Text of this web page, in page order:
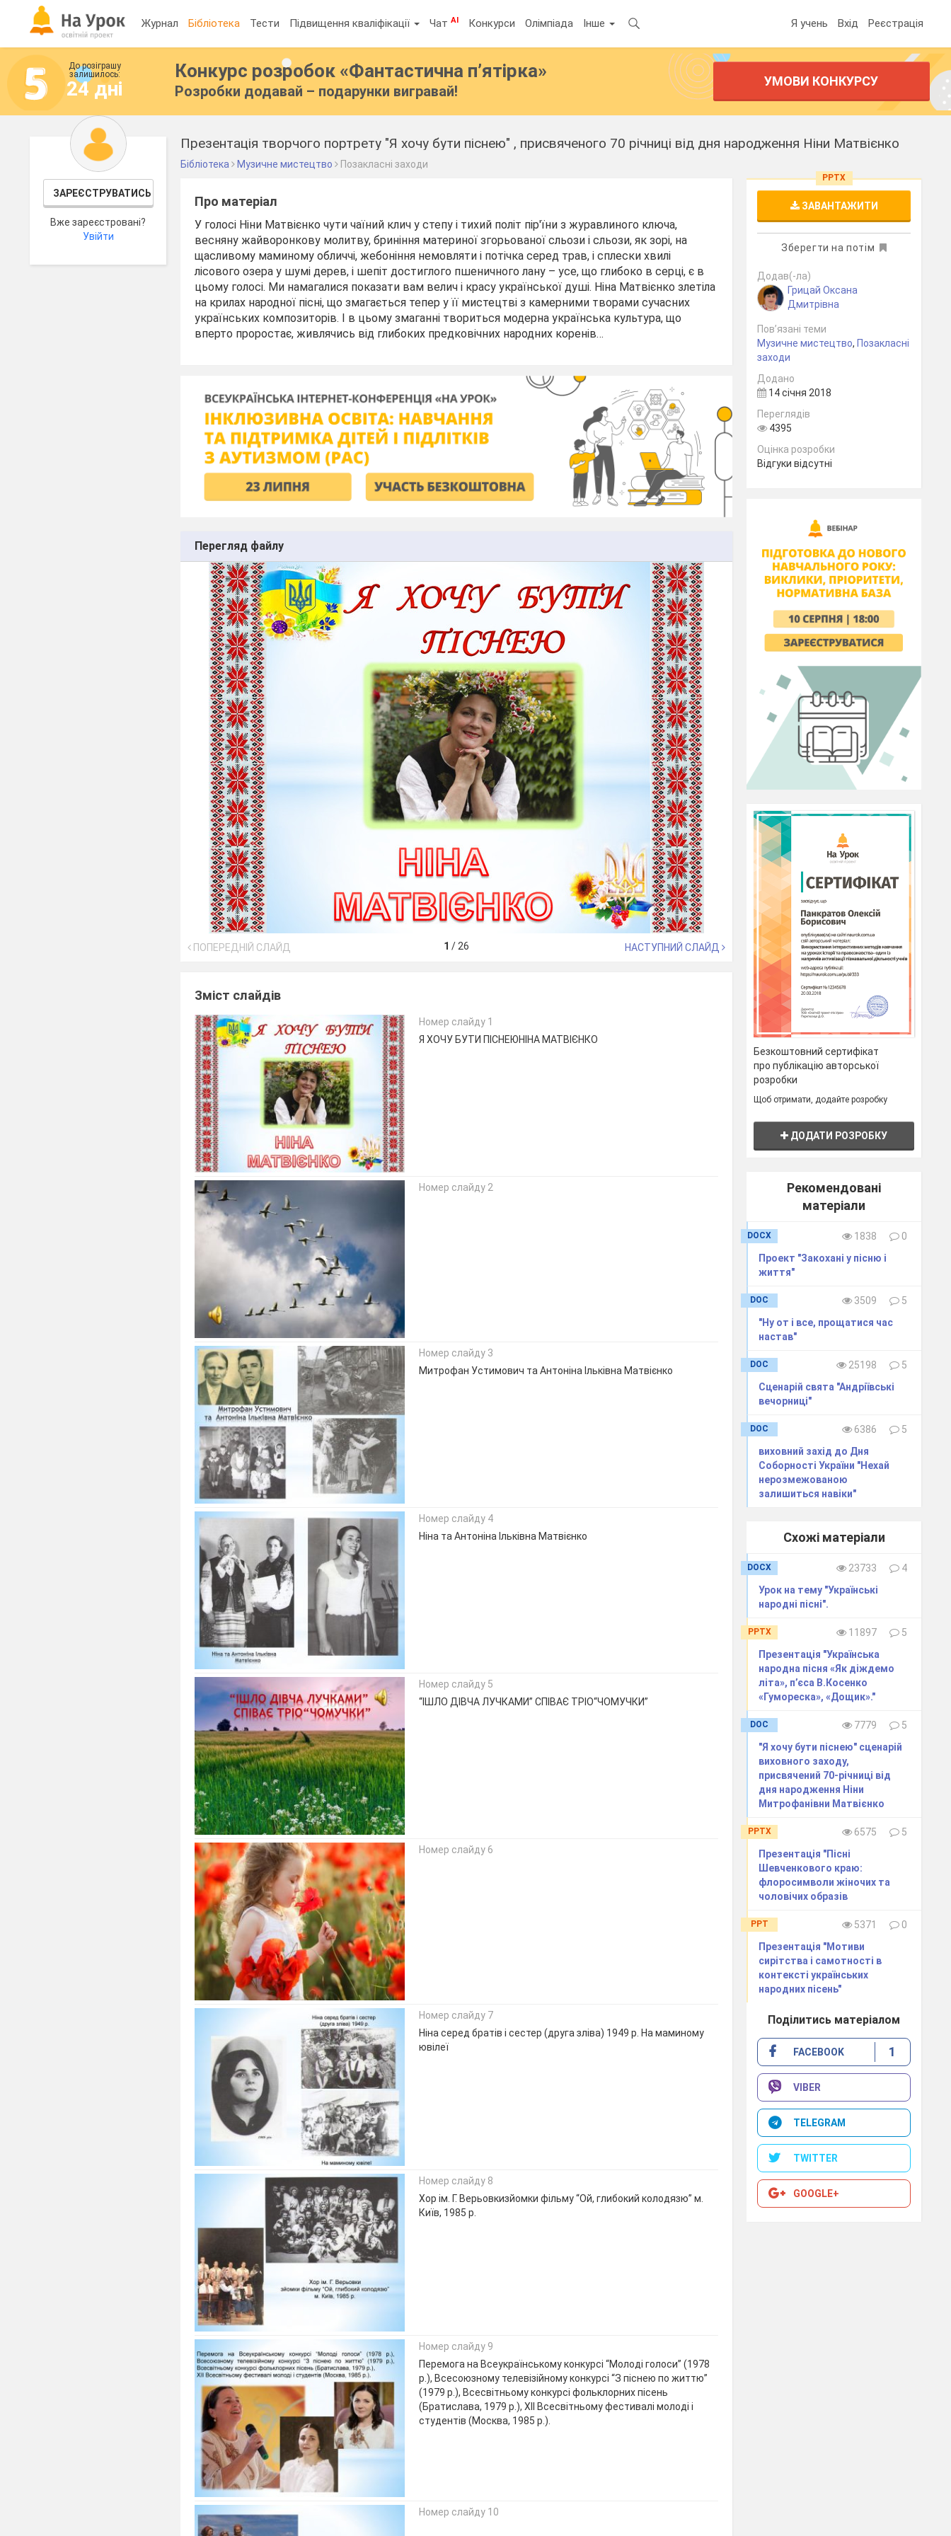
Журнал Бібліотека Тести Підвищення кваліфікації ЧатAI Конкурси Олімпіада Інше Я учень Вхід Реєстрація
До розіграшу
залишилось:
24 дні
Конкурс розробок «Фантастична п’ятірка»
Розробки додавай – подарунки вигравай!
УМОВИ КОНКУРСУ
ЗАРЕЄСТРУВАТИСЬ
Вже зареєстровані?
Увійти
Презентація творчого портрету "Я хочу бути піснею" , присвяченого 70 річниці від дня народження Ніни Матвієнко
Бібліотека Музичне мистецтво Позакласні заходи
Про матеріал
У голосі Ніни Матвієнко чути чаїний клич у степу і тихий політ пір'їни з журавлиного ключа,
весняну жайворонкову молитву, бриніння материної згорьованої сльози і сльози, як зорі, на
щасливому маминому обличчі, жебоніння немовляти і потічка серед трав, і сплески хвилі
лісового озера у шумі дерев, і шепіт достиглого пшеничного лану – усе, що глибоко в серці, є в
цьому голосі. Ми намагалися показати вам велич і красу української душі. Ніна Матвієнко злетіла
на крилах народної пісні, що змагається тепер у її мистецтві з камерними творами сучасних
українських композиторів. І в цьому змаганні твориться модерна українська культура, що
вперто проростає, живлячись від глибоких предковічних народних коренів…
Перегляд файлу
ПОПЕРЕДНІЙ СЛАЙД 1 / 26 НАСТУПНИЙ СЛАЙД
Зміст слайдів
Номер слайду 1
Я ХОЧУ БУТИ ПІСНЕЮНІНА МАТВІЄНКО
Номер слайду 2
Номер слайду 3
Митрофан Устимович та Антоніна Ільківна Матвієнко
Номер слайду 4
Ніна та Антоніна Ільківна Матвієнко
Номер слайду 5
“ІШЛО ДІВЧА ЛУЧКАМИ” СПІВАЄ ТРІО“ЧОМУЧКИ”
Номер слайду 6
Номер слайду 7
Ніна серед братів і сестер (друга зліва) 1949 р. На маминому
ювілеї
Номер слайду 8
Хор ім. Г. Верьовкизйомки фільму “Ой, глибокий колодязю” м.
Київ, 1985 р.
Номер слайду 9
Перемога на Всеукраїнському конкурсі “Молоді голоси” (1978
р.), Всесоюзному телевізійному конкурсі “З піснею по життю”
(1979 р.), Всесвітньому конкурсі фольклорних пісень
(Братислава, 1979 р.), ХІІ Всесвітньому фестивалі молоді і
студентів (Москва, 1985 р.).
Номер слайду 10
PPTX
ЗАВАНТАЖИТИ
Зберегти на потім
Додав(-ла)
Грицай Оксана
Дмитрівна
Пов’язані теми
Музичне мистецтво, Позакласні
заходи
Додано
14 січня 2018
Переглядів
4395
Оцінка розробки
Відгуки відсутні
Безкоштовний сертифікат
про публікацію авторської
розробки
Щоб отримати, додайте розробку
ДОДАТИ РОЗРОБКУ
Рекомендовані
матеріали
DOCX 1838
0
Проект "Закохані у пісню і
життя"
DOC 3509
5
"Ну от і все, прощатися час
настав"
DOC 25198
5
Сценарій свята "Андріївські
вечорниці"
DOC 6386
5
виховний захід до Дня
Соборності України "Нехай
нерозмежованою
залишиться навіки"
Схожі матеріали
DOCX 23733
4
Урок на тему "Українські
народні пісні".
PPTX 11897
5
Презентація "Українська
народна пісня «Як діждемо
літа», п’єса В.Косенко
«Гумореска», «Дощик»."
DOC 7779
5
"Я хочу бути піснею" сценарій
виховного заходу,
присвячений 70-річниці від
дня народження Ніни
Митрофанівни Матвієнко
PPTX 6575
5
Презентація "Пісні
Шевченкового краю:
флоросимволи жіночих та
чоловічих образів
PPT 5371
0
Презентація "Мотиви
сирітства і самотності в
контексті українських
народних пісень"
Поділитись матеріалом
FACEBOOK 1
VIBER
TELEGRAM
TWITTER
GOOGLE+